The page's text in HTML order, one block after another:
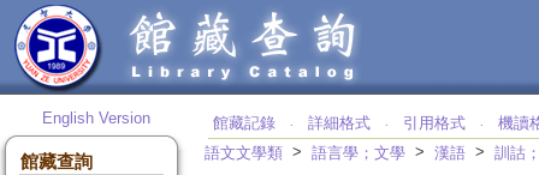
English Version
館藏查詢
館藏記錄 ‧ 詳細格式 ‧ 引用格式 ‧
機讀
語文文學類 > 語言學；文學 > 漢語 > 訓詁